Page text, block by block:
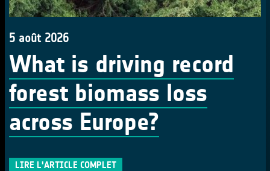
5 août 2026
What is driving record
forest biomass loss
across Europe?
LIRE L'ARTICLE COMPLET